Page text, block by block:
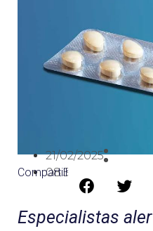
21/02/2025
08:55
Compartilhe:
Especialistas